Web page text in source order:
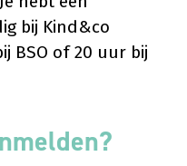
bij Kind&co
BSO of 20 uur bij